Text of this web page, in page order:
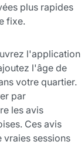
plus rapides
fixe.
l'application
l'âge de
votre quartier.
par
les avis
Ces avis
vraies sessions